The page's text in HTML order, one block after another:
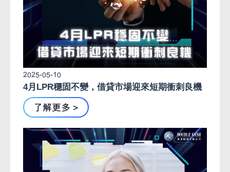
2025-05-10
4月LPR穩固不變，借貸市場迎來短期衝刺良機
了解更多 >